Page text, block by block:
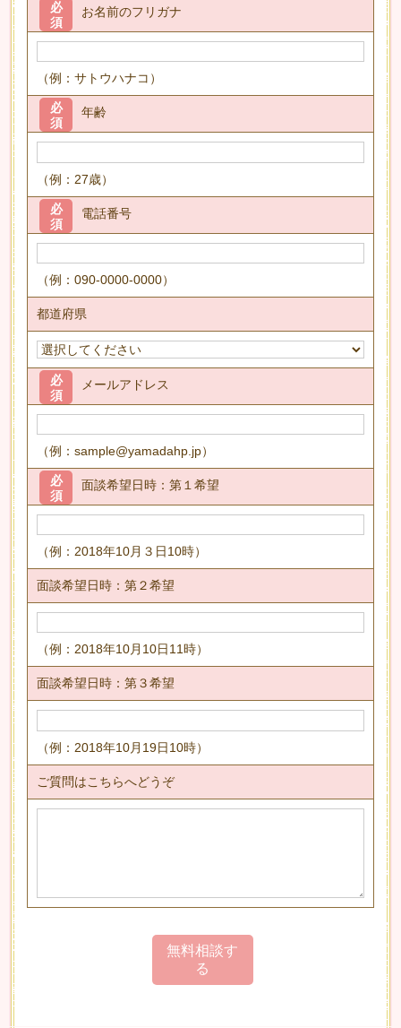
お名前のフリガナ
必
須
（例：サトウハナコ）
年齢
必
須
（例：27歳）
電話番号
必
須
（例：090-0000-0000）
都道府県
メールアドレス
必
須
（例：sample@yamadahp.jp）
面談希望日時：第１希望
必
須
（例：2018年10月３日10時）
面談希望日時：第２希望
（例：2018年10月10日11時）
面談希望日時：第３希望
（例：2018年10月19日10時）
ご質問はこちらへどうぞ